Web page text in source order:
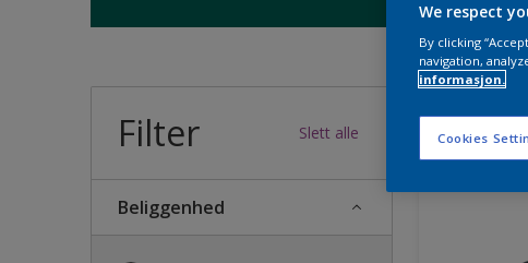
Filter Slett alle
Beliggenhed
32produkter
We respect
By clicking
navigation,
informasjon.
Cookies